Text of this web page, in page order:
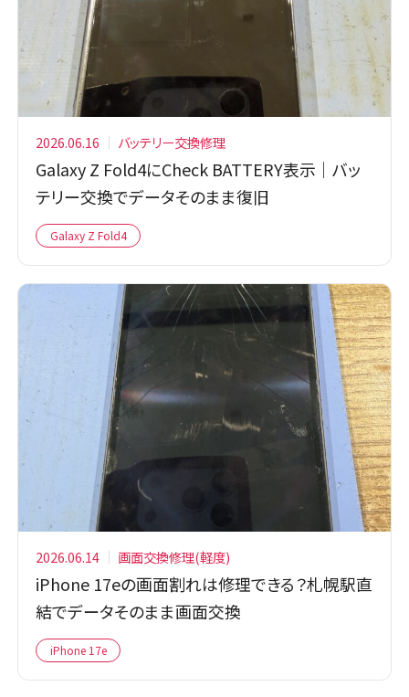
2026.06.16 バッテリー交換修理
Galaxy Z Fold4にCheck BATTERY表示｜バッ
テリー交換でデータそのまま復旧
Galaxy Z Fold4
2026.06.14 画面交換修理(軽度)
iPhone 17eの画面割れは修理できる？札幌駅直
結でデータそのまま画面交換
iPhone 17e